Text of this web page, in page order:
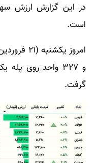
است.
گرفت.